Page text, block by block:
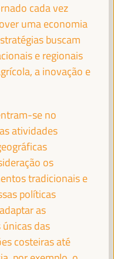
para a
DE LOS
SevilhaEspaña
cada vez
uma economia
buscam
e regionais
a inovação e
se no
atividades
os
tradicionais e
políticas
as
das
costeiras até